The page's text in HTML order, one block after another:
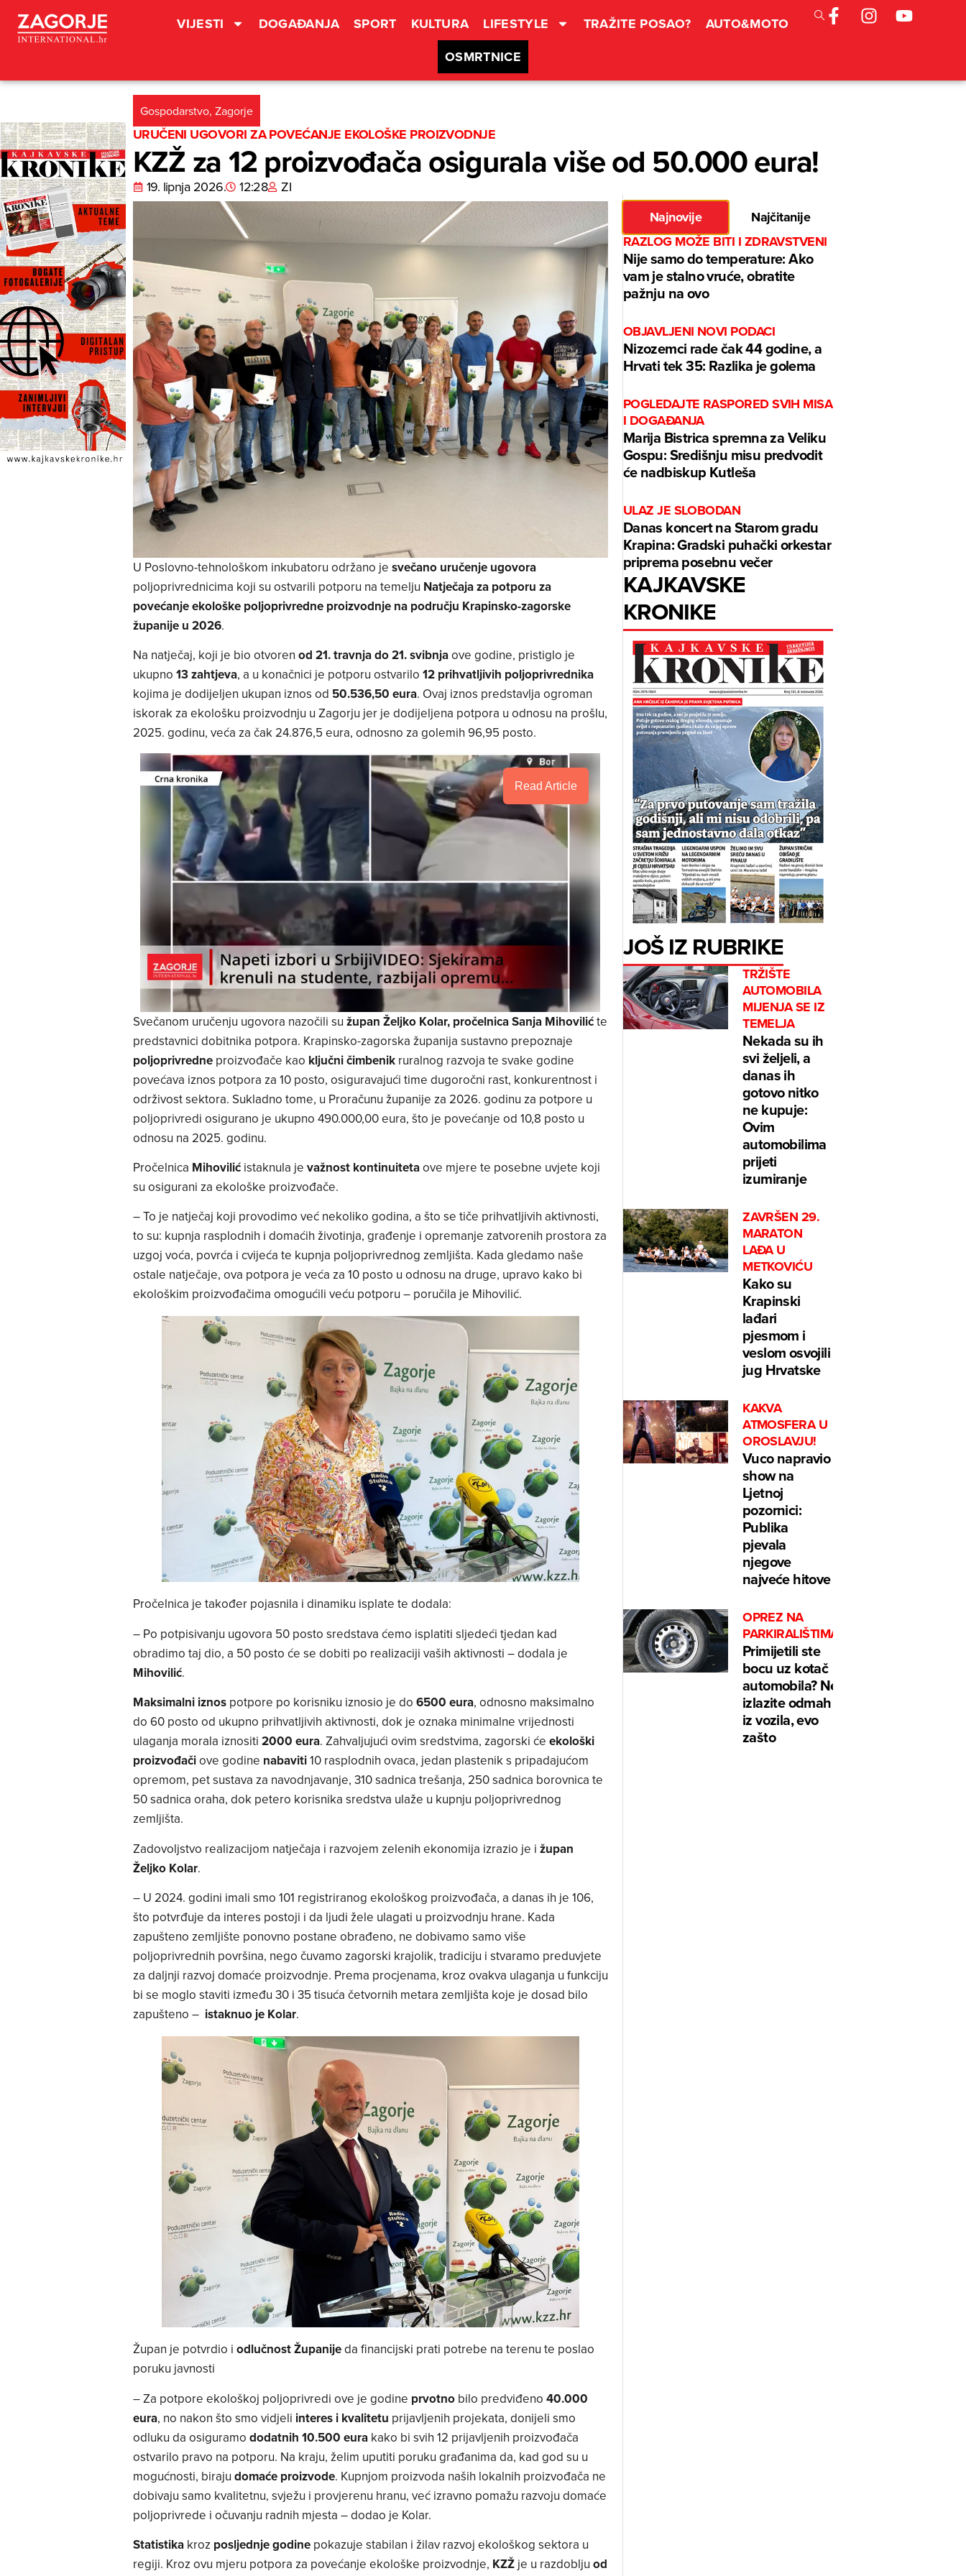
VIJESTI DOGAĐANJA SPORT KULTURA LIFESTYLE TRAŽITE POSAO?
AUTO&MOTO
OSMRTNICE
Gospodarstvo, Zagorje
URUČENI UGOVORI ZA POVEĆANJE EKOLOŠKE PROIZVODNJE
KZŽ za 12 proizvođača osigurala više od 50.000 eura!
19. lipnja 2026. 12:28 ZI
U Poslovno-tehnološkom inkubatoru održano je svečano uručenje ugovora
poljoprivrednicima koji su ostvarili potporu na temelju Natječaja za potporu za
povećanje ekološke poljoprivredne proizvodnje na području Krapinsko-zagorske
županije u 2026.
Na natječaj, koji je bio otvoren od 21. travnja do 21. svibnjaove godine, pristiglo je
ukupno 13 zahtjeva, a u konačnici je potporu ostvarilo 12 prihvatljivih poljoprivrednika
kojima je dodijeljen ukupan iznos od 50.536,50 eura. Ovaj iznos predstavlja ogroman
iskorak za ekološku proizvodnju u Zagorju jer je dodijeljena potpora u odnosu na prošlu,
2025. godinu, veća za čak 24.876,5 eura, odnosno za golemih 96,95 posto.
Read Article
Svečanom uručenju ugovora nazočili su župan Željko Kolar, pročelnica Sanja Mihovilićte
predstavnici dobitnika potpora. Krapinsko-zagorska županija sustavno prepoznaje
poljoprivredneproizvođače kao ključni čimbenikruralnog razvoja te svake godine
povećava iznos potpora za 10 posto, osiguravajući time dugoročni rast, konkurentnost i
održivost sektora. Sukladno tome, u Proračunu županije za 2026. godinu za potpore u
poljoprivredi osigurano je ukupno 490.000,00 eura, što je povećanje od 10,8 posto u
odnosu na 2025. godinu.
Pročelnica Mihovilićistaknula je važnost kontinuitetaove mjere te posebne uvjete koji
su osigurani za ekološke proizvođače.
– To je natječaj koji provodimo već nekoliko godina, a što se tiče prihvatljivih aktivnosti,
to su: kupnja rasplodnih i domaćih životinja, građenje i opremanje zatvorenih prostora za
uzgoj voća, povrća i cvijeća te kupnja poljoprivrednog zemljišta. Kada gledamo naše
ostale natječaje, ova potpora je veća za 10 posto u odnosu na druge, upravo kako bi
ekološkim proizvođačima omogućili veću potporu – poručila je Mihovilić.
Pročelnica je također pojasnila i dinamiku isplate te dodala:
– Po potpisivanju ugovora 50 posto sredstava ćemo isplatiti sljedeći tjedan kad
obradimo taj dio, a 50 posto će se dobiti po realizaciji vaših aktivnosti – dodala je
Mihovilić.
Maksimalni iznospotpore po korisniku iznosio je do 6500 eura, odnosno maksimalno
do 60 posto od ukupno prihvatljivih aktivnosti, dok je oznaka minimalne vrijednosti
ulaganja morala iznositi 2000 eura. Zahvaljujući ovim sredstvima, zagorski će ekološki
proizvođačiove godine nabaviti10 rasplodnih ovaca, jedan plastenik s pripadajućom
opremom, pet sustava za navodnjavanje, 310 sadnica trešanja, 250 sadnica borovnica te
50 sadnica oraha, dok petero korisnika sredstva ulaže u kupnju poljoprivrednog
zemljišta.
Zadovoljstvo realizacijom natječaja i razvojem zelenih ekonomija izrazio je i župan
Željko Kolar.
– U 2024. godini imali smo 101 registriranog ekološkog proizvođača, a danas ih je 106,
što potvrđuje da interes postoji i da ljudi žele ulagati u proizvodnju hrane. Kada
zapušteno zemljište ponovno postane obrađeno, ne dobivamo samo više
poljoprivrednih površina, nego čuvamo zagorski krajolik, tradiciju i stvaramo preduvjete
za daljnji razvoj domaće proizvodnje. Prema procjenama, kroz ovakva ulaganja u funkciju
bi se moglo staviti između 30 i 35 tisuća četvornih metara zemljišta koje je dosad bilo
zapušteno – istaknuo je Kolar.
Župan je potvrdio i odlučnost Županijeda financijski prati potrebe na terenu te poslao
poruku javnosti
– Za potpore ekološkoj poljoprivredi ove je godine prvotnobilo predviđeno 40.000
eura, no nakon što smo vidjeli interes i kvalitetu prijavljenih projekata, donijeli smo
odluku da osiguramo dodatnih 10.500 eurakako bi svih 12 prijavljenih proizvođača
ostvarilo pravo na potporu. Na kraju, želim uputiti poruku građanima da, kad god su u
mogućnosti, biraju domaće proizvode. Kupnjom proizvoda naših lokalnih proizvođača ne
dobivaju samo kvalitetnu, svježu i provjerenu hranu, već izravno pomažu razvoju domaće
poljoprivrede i očuvanju radnih mjesta – dodao je Kolar.
Statistikakroz posljednje godinepokazuje stabilan i žilav razvoj ekološkog sektora u
regiji. Kroz ovu mjeru potpora za povećanje ekološke proizvodnje, KZŽje u razdoblju od
Najnovije
Najčitanije
RAZLOG MOŽE BITI I ZDRAVSTVENI
Nije samo do temperature: Ako
vam je stalno vruće, obratite
pažnju na ovo
OBJAVLJENI NOVI PODACI
Nizozemci rade čak 44 godine, a
Hrvati tek 35: Razlika je golema
POGLEDAJTE RASPORED SVIH MISA
I DOGAĐANJA
Marija Bistrica spremna za Veliku
Gospu: Središnju misu predvodit
će nadbiskup Kutleša
ULAZ JE SLOBODAN
Danas koncert na Starom gradu
Krapina: Gradski puhački orkestar
priprema posebnu večer
KAJKAVSKE
KRONIKE
JOŠ IZ RUBRIKE
TRŽIŠTE
AUTOMOBILA
MIJENJA SE IZ
TEMELJA
Nekada su ih
svi željeli, a
danas ih
gotovo nitko
ne kupuje:
Ovim
automobilima
prijeti
izumiranje
ZAVRŠEN 29.
MARATON
LAĐA U
METKOVIĆU
Kako su
Krapinski
lađari
pjesmom i
veslom osvojili
jug Hrvatske
KAKVA
ATMOSFERA U
OROSLAVJU!
Vuco napravio
show na
Ljetnoj
pozornici:
Publika
pjevala
njegove
najveće hitove
OPREZ NA
PARKIRALIŠTIMA
Primijetili ste
bocu uz kotač
automobila? Ne
izlazite odmah
iz vozila, evo
zašto